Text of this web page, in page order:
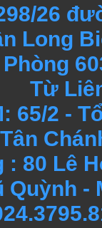
26
Long
Từ
65/2 -
: 80 Lê
Quỳnh -